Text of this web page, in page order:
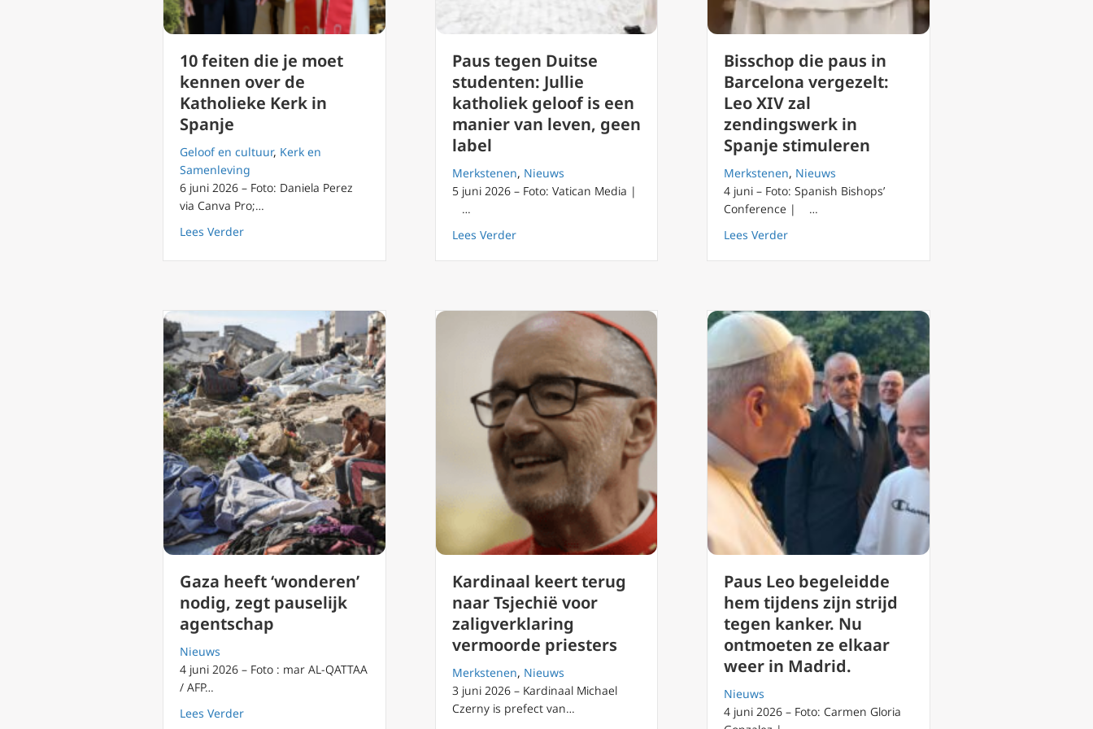
10 feiten die je moet
kennen over de
Katholieke Kerk in
Spanje
Geloof en cultuur, Kerk en
Samenleving
6 juni 2026 – Foto: Daniela Perez
via Canva Pro;…
Lees Verderabout 10 feiten die je moet kennen over de Katholieke Kerk in Spanje
Paus tegen Duitse
studenten: Jullie
katholiek geloof is een
manier van leven, geen
label
Merkstenen, Nieuws
5 juni 2026 – Foto: Vatican Media |
…
Lees Verderabout Paus tegen Duitse studenten: Jullie katholiek geloof is een manier van leven, geen label
Bisschop die paus in
Barcelona vergezelt:
Leo XIV zal
zendingswerk in
Spanje stimuleren
Merkstenen, Nieuws
4 juni – Foto: Spanish Bishops’
Conference | …
Lees Verderabout Bisschop die paus in Barcelona vergezelt: Leo
Gaza heeft ‘wonderen’
nodig, zegt pauselijk
agentschap
Nieuws
4 juni 2026 – Foto : mar AL-QATTAA
/ AFP…
Lees Verderabout Gaza heeft ‘wonderen’ nodig, zegt pauselijk agentschap
Kardinaal keert terug
naar Tsjechië voor
zaligverklaring
vermoorde priesters
Merkstenen, Nieuws
3 juni 2026 – Kardinaal Michael
Czerny is prefect van…
Paus Leo begeleidde
hem tijdens zijn strijd
tegen kanker. Nu
ontmoeten ze elkaar
weer in Madrid.
Nieuws
4 juni 2026 – Foto: Carmen Gloria